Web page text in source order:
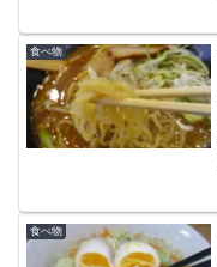
食べ物
食べ物